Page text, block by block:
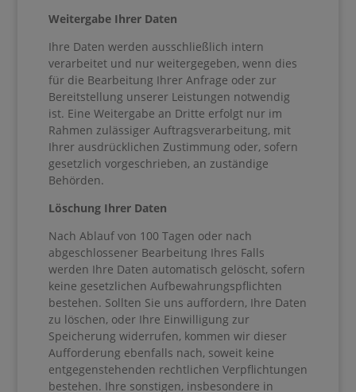
Weitergabe Ihrer Daten
Ihre Daten werden ausschließlich intern
verarbeitet und nur weitergegeben, wenn dies
für die Bearbeitung Ihrer Anfrage oder zur
Bereitstellung unserer Leistungen notwendig
ist. Eine Weitergabe an Dritte erfolgt nur im
Rahmen zulässiger Auftragsverarbeitung, mit
Ihrer ausdrücklichen Zustimmung oder, sofern
gesetzlich vorgeschrieben, an zuständige
Behörden.
Löschung Ihrer Daten
Nach Ablauf von 100 Tagen oder nach
abgeschlossener Bearbeitung Ihres Falls
werden Ihre Daten automatisch gelöscht, sofern
keine gesetzlichen Aufbewahrungspflichten
bestehen. Sollten Sie uns auffordern, Ihre Daten
zu löschen, oder Ihre Einwilligung zur
Speicherung widerrufen, kommen wir dieser
Aufforderung ebenfalls nach, soweit keine
entgegenstehenden rechtlichen Verpflichtungen
bestehen. Ihre sonstigen, insbesondere in